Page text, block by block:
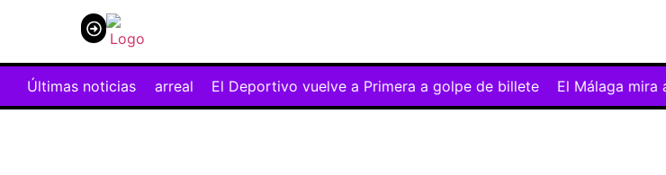
Últimas noticias
ante el Villarreal El Deportivo vuelve a Primera a golpe de billete El Málaga mira al futuro